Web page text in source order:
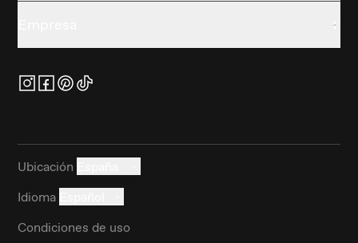
Ubicación
Idioma
Condiciones de uso